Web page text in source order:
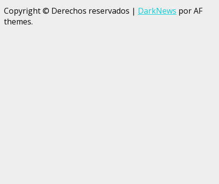
Copyright © Derechos reservados | DarkNews por AF
themes.